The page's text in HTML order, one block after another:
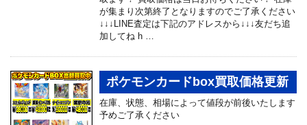
が集まり次第終了となりますのでご了承ください
↓↓↓LINE査定は下記のアドレスから↓↓↓友だち追
加してね h …
ポケモンカードbox買取価格更新
在庫、状態、相場によって値段が前後いたします
予めご了承ください